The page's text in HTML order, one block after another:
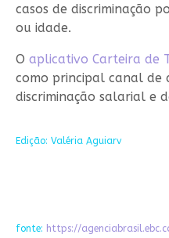
casos de discriminação
ou idade.
O aplicativo Carteira de
como principal canal de
discriminação salarial e
Edição: Valéria Aguiarv
fonte: https://